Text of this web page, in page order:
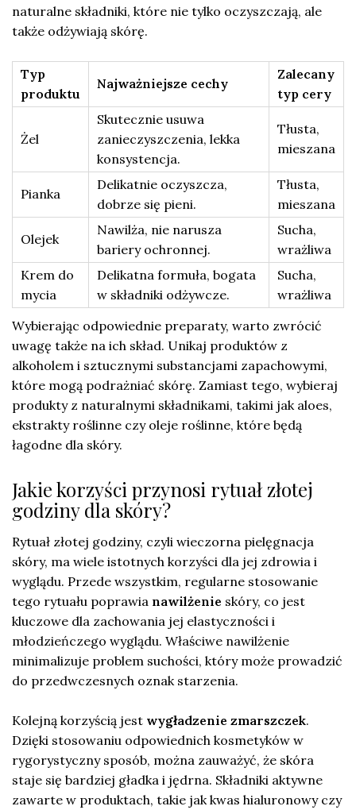
naturalne składniki, które nie tylko oczyszczają, ale
także odżywiają skórę.
Typ
produktu
Najważniejsze cechy
Zalecany
typ cery
Żel
Skutecznie usuwa
zanieczyszczenia, lekka
konsystencja.
Tłusta,
mieszana
Pianka
Delikatnie oczyszcza,
dobrze się pieni.
Tłusta,
mieszana
Olejek
Nawilża, nie narusza
bariery ochronnej.
Sucha,
wrażliwa
Krem do
mycia
Delikatna formuła, bogata
w składniki odżywcze.
Sucha,
wrażliwa
Wybierając odpowiednie preparaty, warto zwrócić
uwagę także na ich skład. Unikaj produktów z
alkoholem i sztucznymi substancjami zapachowymi,
które mogą podrażniać skórę. Zamiast tego, wybieraj
produkty z naturalnymi składnikami, takimi jak aloes,
ekstrakty roślinne czy oleje roślinne, które będą
łagodne dla skóry.
Jakie korzyści przynosi rytuał złotej
godziny dla skóry?
Rytuał złotej godziny, czyli wieczorna pielęgnacja
skóry, ma wiele istotnych korzyści dla jej zdrowia i
wyglądu. Przede wszystkim, regularne stosowanie
tego rytuału poprawia nawilżenie skóry, co jest
kluczowe dla zachowania jej elastyczności i
młodzieńczego wyglądu. Właściwe nawilżenie
minimalizuje problem suchości, który może prowadzić
do przedwczesnych oznak starzenia.
Kolejną korzyścią jest wygładzenie zmarszczek.
Dzięki stosowaniu odpowiednich kosmetyków w
rygorystyczny sposób, można zauważyć, że skóra
staje się bardziej gładka i jędrna. Składniki aktywne
zawarte w produktach, takie jak kwas hialuronowy czy